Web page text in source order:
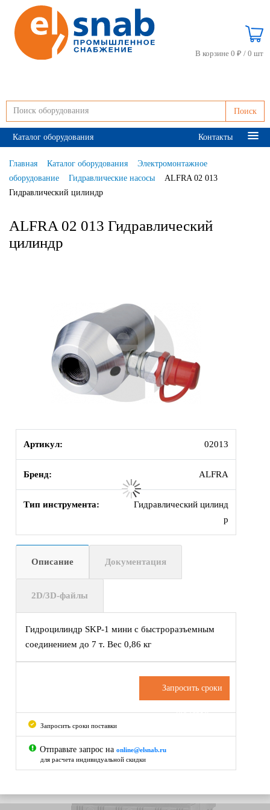
Поиск
В корзине 0 ₽ / 0 шт
Каталог оборудования Контакты
Главная Каталог оборудования
Электромонтажное
оборудование
Гидравлические насосы
ALFRA 02 013
Гидравлический цилиндр
ALFRA 02 013 Гидравлический
цилиндр
Артикул: 02013
Бренд: ALFRA
Тип инструмента:
Гидравлический цилинд
р
Описание Документация
2D/3D-файлы
Гидроцилиндр SKP-1 мини с быстроразъемным
соединением до 7 т. Вес 0,86 кг
Запросить сроки
поставки
Запросить сроки поставки
Отправьте запрос на online@elsnab.ru
для расчета индивидуальной скидки